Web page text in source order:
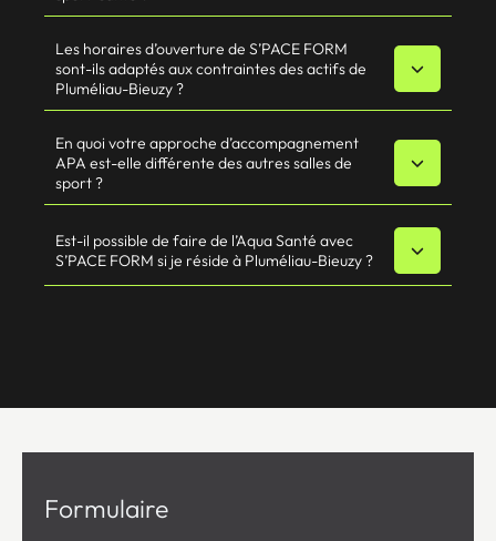
Les horaires d’ouverture de S’PACE FORM
sont-ils adaptés aux contraintes des actifs de
Pluméliau-Bieuzy ?
En quoi votre approche d’accompagnement
APA est-elle différente des autres salles de
sport ?
Est-il possible de faire de l’Aqua Santé avec
S’PACE FORM si je réside à Pluméliau-Bieuzy ?
Formulaire